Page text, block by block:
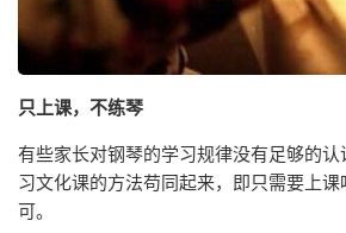
只上课，不练琴
有些家长对钢琴的学习规律没有足够的
习文化课的方法苟同起来，即只需要上
可。